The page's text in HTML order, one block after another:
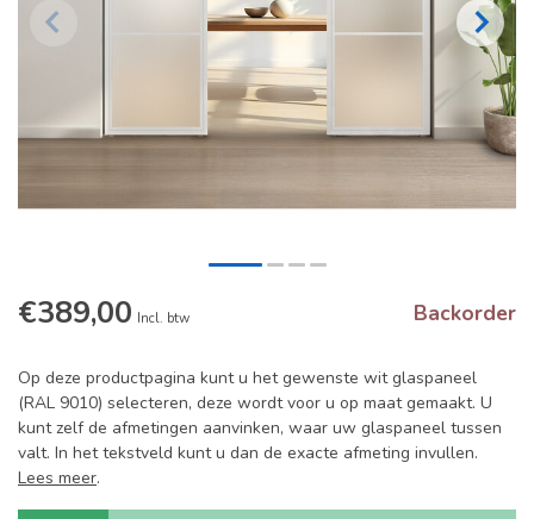
€389,00 Incl. btw Backorder
Op deze productpagina kunt u het gewenste wit glaspaneel
(RAL 9010) selecteren, deze wordt voor u op maat gemaakt. U
kunt zelf de afmetingen aanvinken, waar uw glaspaneel tussen
valt. In het tekstveld kunt u dan de exacte afmeting invullen.
Lees meer.